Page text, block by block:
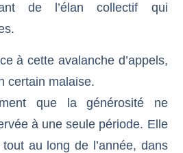
de l’élan collectif qui
à cette avalanche d’appels,
certain malaise.
que la générosité ne
à une seule période. Elle
au long de l’année, dans